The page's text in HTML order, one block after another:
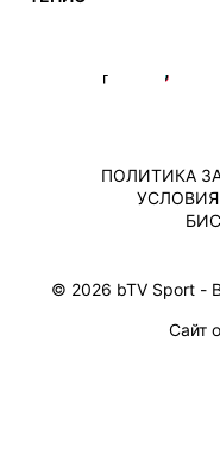
© 2026 bTV Sport -
ПОЛИТИКА
Сайт